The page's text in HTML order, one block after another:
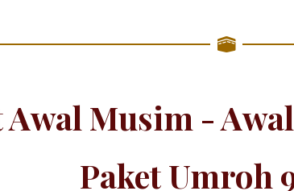
Awal Musim -
Paket Umroh